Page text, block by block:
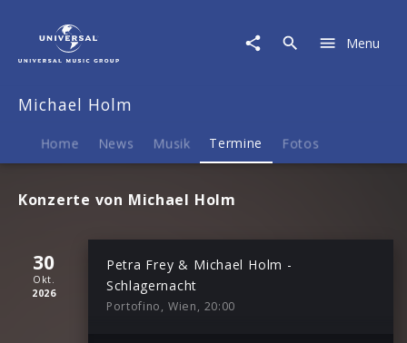
Termine
Menu
Michael Holm
Home News Musik Termine Fotos
Konzerte von Michael Holm
30
Okt.
2026
Petra Frey & Michael Holm -
Schlagernacht
Portofino, Wien, 20:00